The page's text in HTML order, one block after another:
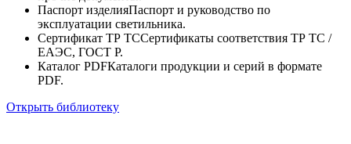
Паспорт изделияПаспорт и руководство по
эксплуатации светильника.
Сертификат ТР ТССертификаты соответствия ТР ТС /
ЕАЭС, ГОСТ Р.
Каталог PDFКаталоги продукции и серий в формате
PDF.
Открыть библиотеку